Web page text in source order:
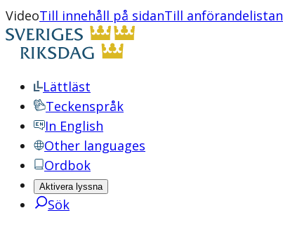
VideoTill innehåll på sidanTill anförandelistan
Lättläst
Teckenspråk
In English
Other languages
Ordbok
Aktivera lyssna
Sök